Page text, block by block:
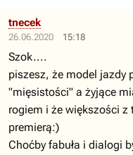
26.06.2020 15:18
tnecek
Szok....
piszesz, że model jazdy
"mięsistości" a żyjące
rogiem i że większości z
premierą:)
Choćby fabuła i dialogi